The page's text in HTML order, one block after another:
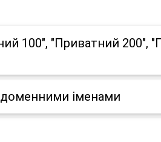
100", "Приватний 200",
іменами